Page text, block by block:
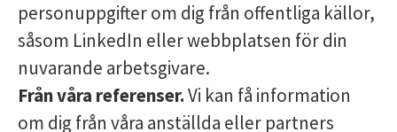
personuppgifter om dig från offentliga källor,
såsom LinkedIn eller webbplatsen för din
nuvarande arbetsgivare.
Från våra referenser.Vi kan få information
om dig från våra anställda eller partners